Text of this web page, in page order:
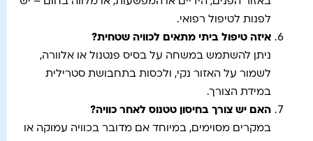
לפנות לטיפול רפואי.
איזה טיפול ביתי מתאים לכוויה שטחית?
ניתן להשתמש במשחה על בסיס פנטנול או אלוורה,
לשמור על האזור נקי, ולכסות בתחבושת סטרילית
במידת הצורך.
האם יש צורך בחיסון טטנוס לאחר כוויה?
במקרים מסוימים, במיוחד אם מדובר בכוויה עמוקה או